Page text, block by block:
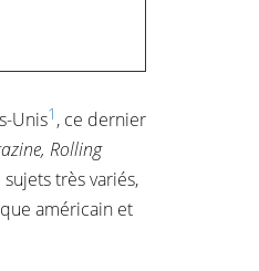
Unis1 , ce dernier
Rolling
très variés,
américain et